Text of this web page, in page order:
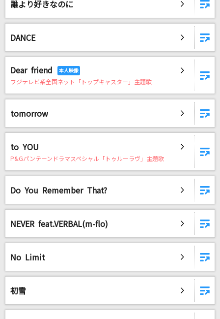
誰より好きなのに
DANCE
Dear friend
フジテレビ系全国ネット「トップキャスター」主題歌
tomorrow
to YOU
P&Gパンテーンドラマスペシャル「トゥルーラヴ」主題歌
Do You Remember That?
NEVER feat.VERBAL(m-flo)
No Limit
初雪